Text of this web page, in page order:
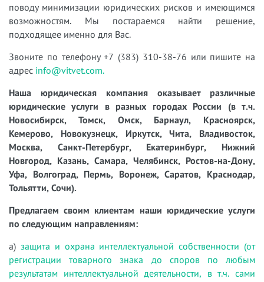
поводу минимизации юридических рисков и имеющимся
возможностям. Мы постараемся найти решение,
подходящее именно для Вас.
Звоните по телефону +7 (383) 310-38-76 или пишите на
адрес info@vitvet.com.
Наша юридическая компания оказывает различные
юридические услуги в разных городах России (в т.ч.
Новосибирск, Томск, Омск, Барнаул, Красноярск,
Кемерово, Новокузнецк, Иркутск, Чита, Владивосток,
Москва, Санкт-Петербург, Екатеринбург, Нижний
Новгород, Казань, Самара, Челябинск, Ростов-на-Дону,
Уфа, Волгоград, Пермь, Воронеж, Саратов, Краснодар,
Тольятти, Сочи).
Предлагаем своим клиентам наши юридические услуги
по следующим направлениям:
а) защита и охрана интеллектуальной собственности (от
регистрации товарного знака до споров по любым
результатам интеллектуальной деятельности, в т.ч. сами